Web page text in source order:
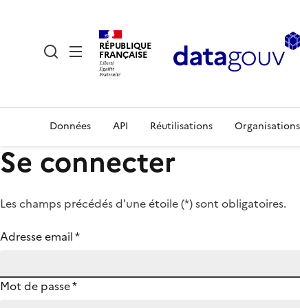
RÉPUBLIQUE
FRANÇAISE
Données API Réutilisations Organisations
Se connecter
Les champs précédés d'une étoile (*) sont obligatoires.
Adresse email*
Mot de passe*